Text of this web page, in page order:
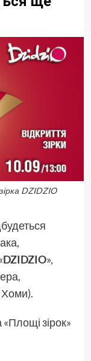
DZIDZIO
DZIDZIO»,
зірок»